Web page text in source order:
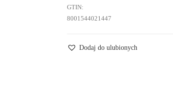
GTIN:
8001544021447
Dodaj do ulubionych